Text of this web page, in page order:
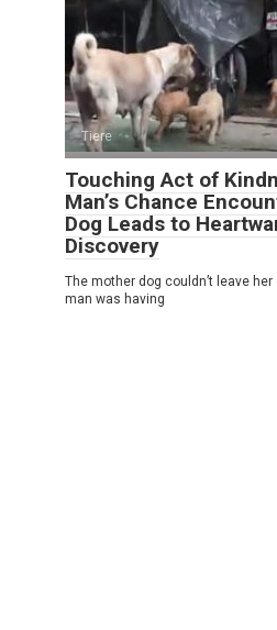
Tiere
Touching Act of
Man’s Chance
Dog Leads to
Discovery
The mother dog couldn’t leave
man was having